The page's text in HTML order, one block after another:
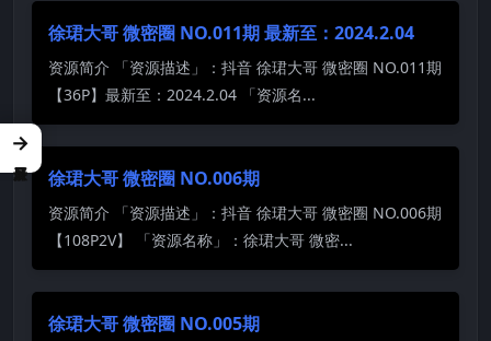
徐珺大哥 微密圈 NO.011期 最新至：2024.2.04
资源简介 「资源描述」：抖音 徐珺大哥 微密圈 NO.011期
【36P】最新至：2024.2.04 「资源名...
徐珺大哥 微密圈 NO.006期
资源简介 「资源描述」：抖音 徐珺大哥 微密圈 NO.006期
【108P2V】 「资源名称」：徐珺大哥 微密...
徐珺大哥 微密圈 NO.005期
→